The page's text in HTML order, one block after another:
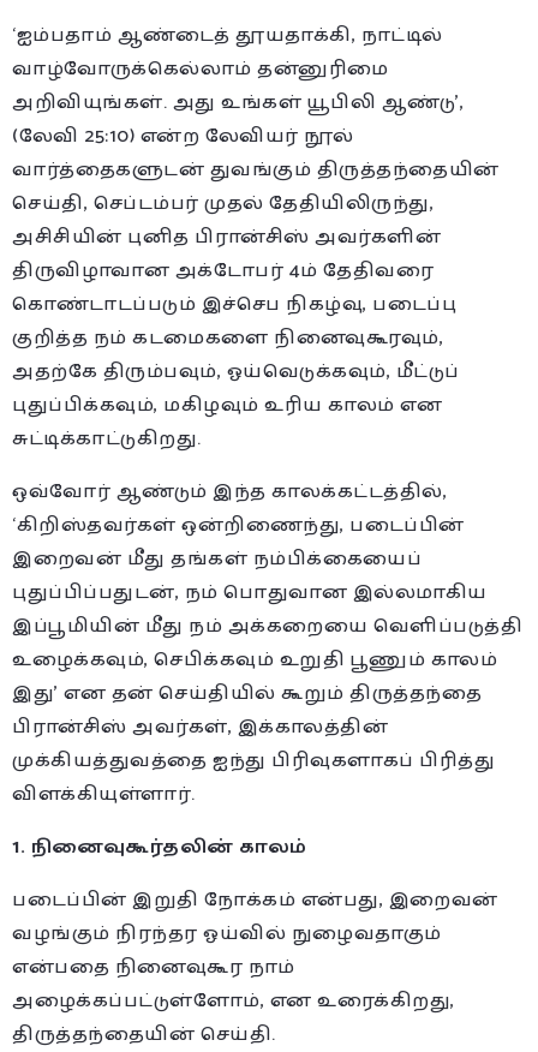
‘ஐம்பதாம் ஆண்டைத் தூயதாக்கி, நாட்டில்
வாழ்வோருக்கெல்லாம் தன்னுரிமை
அறிவியுங்கள். அது உங்கள் யூபிலி ஆண்டு’,
(லேவி 25:10) என்ற லேவியர் நூல்
வார்த்தைகளுடன் துவங்கும் திருத்தந்தையின்
செய்தி, செப்டம்பர் முதல் தேதியிலிருந்து,
அசிசியின் புனித பிரான்சிஸ் அவர்களின்
திருவிழாவான அக்டோபர் 4ம் தேதிவரை
கொண்டாடப்படும் இச்செப நிகழ்வு, படைப்பு
குறித்த நம் கடமைகளை நினைவுகூரவும்,
அதற்கே திரும்பவும், ஓய்வெடுக்கவும், மீட்டுப்
புதுப்பிக்கவும், மகிழவும் உரிய காலம் என
சுட்டிக்காட்டுகிறது.
ஒவ்வோர் ஆண்டும் இந்த காலக்கட்டத்தில்,
‘கிறிஸ்தவர்கள் ஒன்றிணைந்து, படைப்பின்
இறைவன் மீது தங்கள் நம்பிக்கையைப்
புதுப்பிப்பதுடன், நம் பொதுவான இல்லமாகிய
இப்பூமியின் மீது நம் அக்கறையை வெளிப்படுத்தி
உழைக்கவும், செபிக்கவும் உறுதி பூணும் காலம்
இது’ என தன் செய்தியில் கூறும் திருத்தந்தை
பிரான்சிஸ் அவர்கள், இக்காலத்தின்
முக்கியத்துவத்தை ஐந்து பிரிவுகளாகப் பிரித்து
விளக்கியுள்ளார்.
1. நினைவுகூர்தலின் காலம்
படைப்பின் இறுதி நோக்கம் என்பது, இறைவன்
வழங்கும் நிரந்தர ஓய்வில் நுழைவதாகும்
என்பதை நினைவுகூர நாம்
அழைக்கப்பட்டுள்ளோம், என உரைக்கிறது,
திருத்தந்தையின் செய்தி.